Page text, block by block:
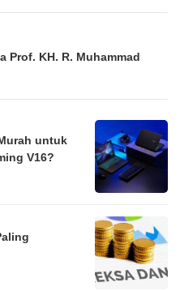
Prof. KH. R. Muhammad
untuk
V16?